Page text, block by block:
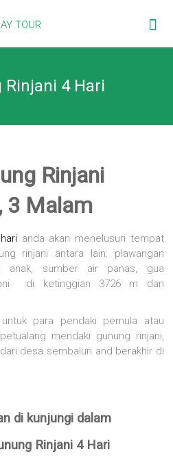
4 Hari
Rinjani
3 Malam
anda akan menelusuri tempat
rinjani antara lain: plawangan
anak, sumber air panas, gua
di ketinggian 3726 m dan
para pendaki pemula atau
mendaki gunung rinjani,
desa sembalun and berakhir di
di kunjungi dalam
Rinjani 4 Hari